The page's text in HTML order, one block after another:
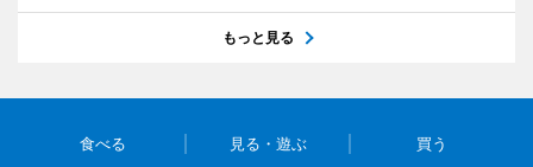
もっと見る
食べる 見る・遊ぶ 買う